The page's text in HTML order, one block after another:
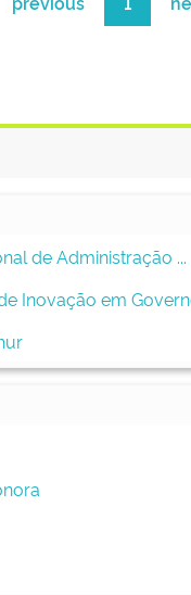
de Administração ...
Inovação em